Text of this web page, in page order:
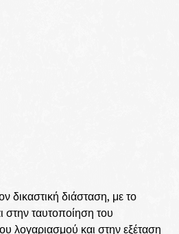
διάσταση, με το
στην ταυτοποίηση του
λογαριασμού και στην εξέταση